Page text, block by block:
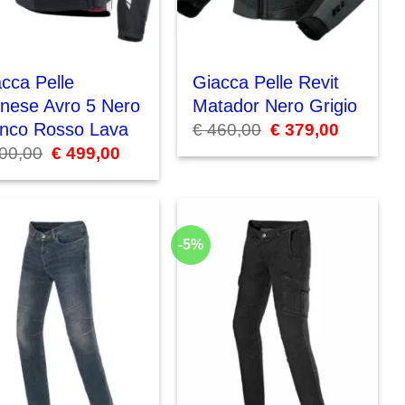
Pelle
Avro 5 Nero
Rosso Lava
Il
prezzo
€ 499,00Il
Giacca Pelle Revit
Matador Nero Grigio
€460,00
Il
prezzo
€ 379,00Il
-5%